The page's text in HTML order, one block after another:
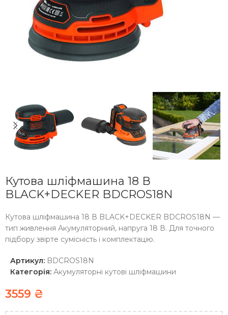
Кутова шліфмашина 18 В
BLACK+DECKER BDCROS18N
Кутова шліфмашина 18 В BLACK+DECKER BDCROS18N —
тип живлення Акумуляторний, напруга 18 В. Для точного
підбору звірте сумісність і комплектацію.
Артикул: BDCROS18N
Категорія: Акумуляторні кутові шліфмашини
3559 ₴